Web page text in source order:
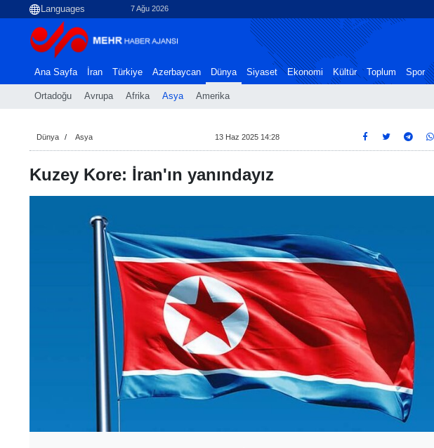
7 Ağu 2026
Ana Sayfa İran Türkiye Azerbaycan Dünya
Ortadoğu Avrupa Afrika Asya Amerika
Siyaset Ekonomi Kültür Toplum Spor
Dünya Asya 13 Haz 2025 14:28
Kuzey Kore: İran'ın yanındayız